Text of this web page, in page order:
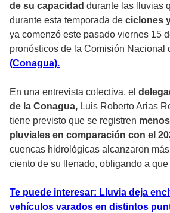
de su capacidad durante las lluvias
durante esta temporada de ciclones
ya comenzó este pasado viernes 15
pronósticos de la Comisión Nacional
(Conagua).
En una entrevista colectiva, el
de la Conagua, Luis Roberto Arias
tiene previsto que se registren
pluviales en comparación con el
cuencas hidrológicas alcanzaron
ciento de su llenado, obligando a
Te puede interesar: Lluvia deja
vehículos varados en distintos